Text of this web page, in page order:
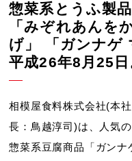
惣菜系とうふ製品
「みぞれあんを
げ」 「ガンナゲ
平成26年8月25日
相模屋食料株式会社(本
長：鳥越淳司)は、人気
惣菜系豆腐商品「ガンナ